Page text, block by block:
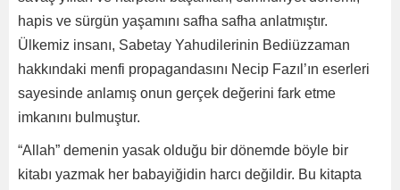
hapis ve sürgün yaşamını safha safha anlatmıştır.
Ülkemiz insanı, Sabetay Yahudilerinin Bediüzzaman
hakkındaki menfi propagandasını Necip Fazıl’ın eserleri
sayesinde anlamış onun gerçek değerini fark etme
imkanını bulmuştur.
“Allah” demenin yasak olduğu bir dönemde böyle bir
kitabı yazmak her babayiğidin harcı değildir. Bu kitapta